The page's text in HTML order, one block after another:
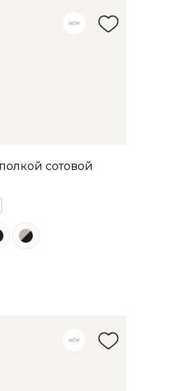
сотовой